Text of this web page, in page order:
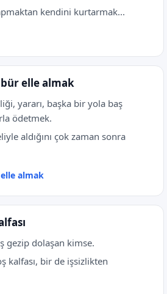
kendini kurtarmak...
elle almak
yararı, başka bir yola baş
ödetmek.
aldığını çok zaman sonra
almak
gezip dolaşan kimse.
kalfası, bir de işsizlikten